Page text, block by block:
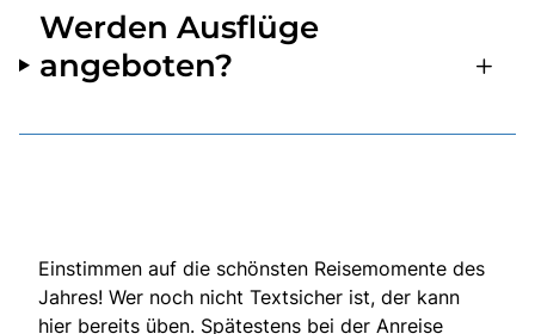
Werden Ausflüge
angeboten?
Einstimmen auf die schönsten Reisemomente des
Jahres! Wer noch nicht Textsicher ist, der kann
hier bereits üben. Spätestens bei der Anreise